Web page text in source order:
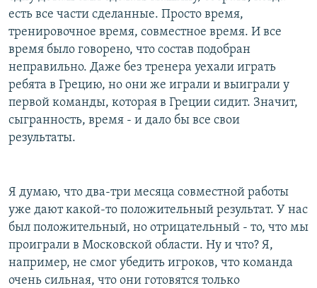
есть все части сделанные. Просто время,
тренировочное время, совместное время. И все
время было говорено, что состав подобран
неправильно. Даже без тренера уехали играть
ребята в Грецию, но они же играли и выиграли у
первой команды, которая в Греции сидит. Значит,
сыгранность, время - и дало бы все свои
результаты.
Я думаю, что два-три месяца совместной работы
уже дают какой-то положительный результат. У нас
был положительный, но отрицательный - то, что мы
проиграли в Московской области. Ну и что? Я,
например, не смог убедить игроков, что команда
очень сильная, что они готовятся только